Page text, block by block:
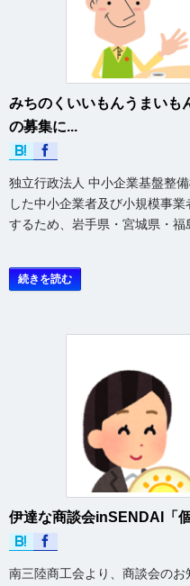
みちのくいいもんうまいも
の募集に...
独立行政法人 中小企業基盤整
した中小企業者及び小規模事
するため、岩手県・宮城県・福
続きを読む
伊達な商談会inSENDAI「
南三陸商工会より、商談会のお